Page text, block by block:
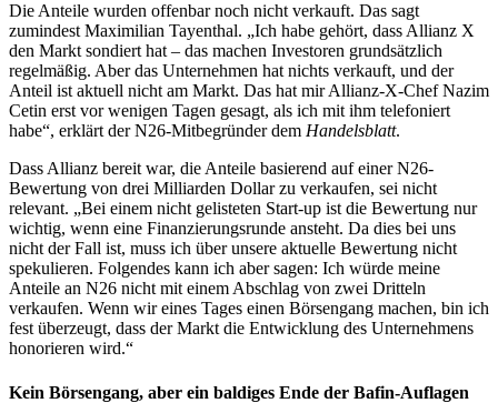
Die Anteile wurden offenbar noch nicht verkauft. Das sagt
zumindest Maximilian Tayenthal. „Ich habe gehört, dass Allianz X
den Markt sondiert hat – das machen Investoren grundsätzlich
regelmäßig. Aber das Unternehmen hat nichts verkauft, und der
Anteil ist aktuell nicht am Markt. Das hat mir Allianz-X-Chef Nazim
Cetin erst vor wenigen Tagen gesagt, als ich mit ihm telefoniert
habe“, erklärt der N26-Mitbegründer dem Handelsblatt.
Dass Allianz bereit war, die Anteile basierend auf einer N26-
Bewertung von drei Milliarden Dollar zu verkaufen, sei nicht
relevant. „Bei einem nicht gelisteten Start-up ist die Bewertung nur
wichtig, wenn eine Finanzierungsrunde ansteht. Da dies bei uns
nicht der Fall ist, muss ich über unsere aktuelle Bewertung nicht
spekulieren. Folgendes kann ich aber sagen: Ich würde meine
Anteile an N26 nicht mit einem Abschlag von zwei Dritteln
verkaufen. Wenn wir eines Tages einen Börsengang machen, bin ich
fest überzeugt, dass der Markt die Entwicklung des Unternehmens
honorieren wird.“
Kein Börsengang, aber ein baldiges Ende der Bafin-Auflagen